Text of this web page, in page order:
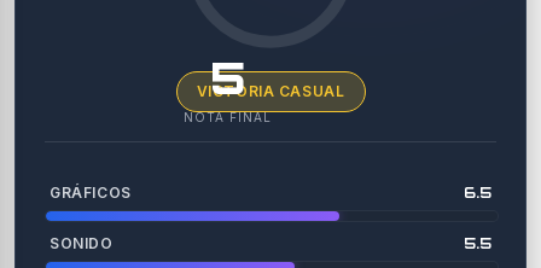
5
NOTA FINAL
VICTORIA CASUAL
GRÁFICOS 6.5
SONIDO 5.5